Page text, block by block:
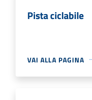
Pista ciclabile
VAI ALLA PAGINA